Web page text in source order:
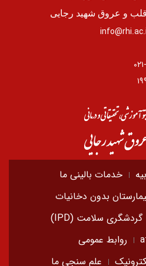
قلب و عروق شهید رجایی
خدمات بالینی ما
بدون دخانیات
گردشگری سلامت (IPD)
روابط عمومی
علم سنجی ما